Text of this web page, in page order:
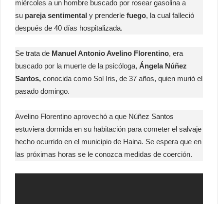
miércoles a un hombre buscado por rosear gasolina a
su pareja sentimental y prenderle fuego, la cual falleció
después de 40 días hospitalizada.
Se trata de Manuel Antonio Avelino Florentino, era
buscado por la muerte de la psicóloga, Ángela Núñez
Santos, conocida como Sol Iris, de 37 años, quien murió el
pasado domingo.
Avelino Florentino aprovechó a que Núñez Santos
estuviera dormida en su habitación para cometer el salvaje
hecho ocurrido en el municipio de Haina. Se espera que en
las próximas horas se le conozca medidas de coerción.